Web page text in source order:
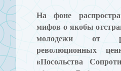
На фоне
мифов о якобы
молодежи от
революционных
«Посольства